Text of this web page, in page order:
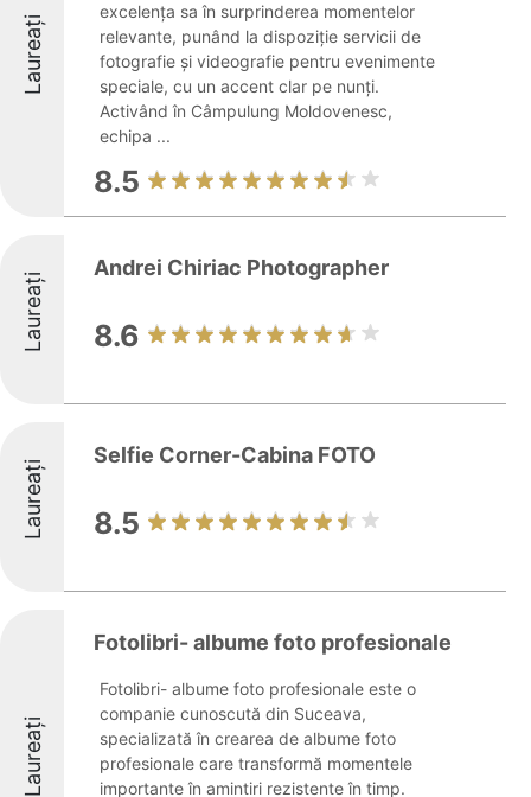
Laureați
excelența sa în surprinderea momentelor
relevante, punând la dispoziție servicii de
fotografie și videografie pentru evenimente
speciale, cu un accent clar pe nunți.
Activând în Câmpulung Moldovenesc,
echipa ...
8.5
Laureați
Andrei Chiriac Photographer
8.6
Laureați
Selfie Corner-Cabina FOTO
8.5
Laureați
Fotolibri- albume foto profesionale
Fotolibri- albume foto profesionale este o
companie cunoscută din Suceava,
specializată în crearea de albume foto
profesionale care transformă momentele
importante în amintiri rezistente în timp.